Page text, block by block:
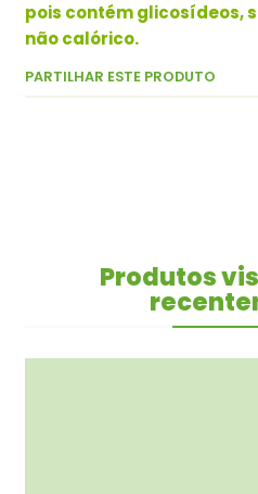
pois contém glicosídeos,
não calórico.
PARTILHAR ESTE PRODUTO
Produtos